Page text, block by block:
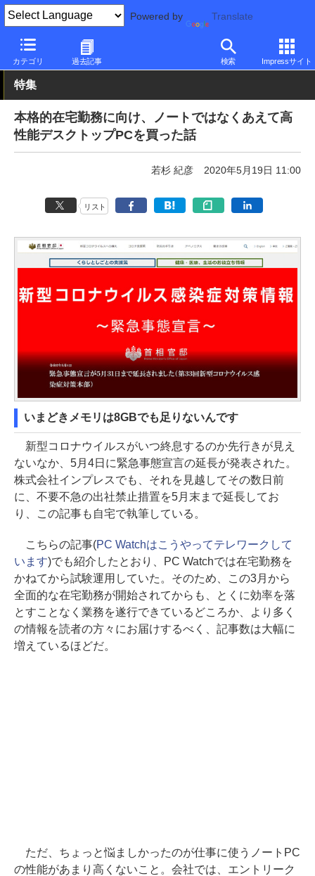
Powered by Translate
カテゴリ 過去記事 検索 Impressサイト
PC Watch パソコン/タブレット/スマートフォン ゲーミングパソ
特集
本格的在宅勤務に向け、ノートではなくあえて高
性能デスクトップPCを買った話
若杉 紀彦 2020年5月19日 11:00
リスト
いまどきメモリは8GBでも足りないんです
新型コロナウイルスがいつ終息するのか先行きが見え
ないなか、5月4日に緊急事態宣言の延長が発表された。
株式会社インプレスでも、それを見越してその数日前
に、不要不急の出社禁止措置を5月末まで延長してお
り、この記事も自宅で執筆している。
こちらの記事(PC Watchはこうやってテレワークして
います)でも紹介したとおり、PC Watchでは在宅勤務を
かねてから試験運用していた。そのため、この3月から
全面的な在宅勤務が開始されてからも、とくに効率を落
とすことなく業務を遂行できているどころか、より多く
の情報を読者の方々にお届けするべく、記事数は大幅に
増えているほどだ。
ただ、ちょっと悩ましかったのが仕事に使うノートPC
の性能があまり高くないこと。会社では、エントリーク